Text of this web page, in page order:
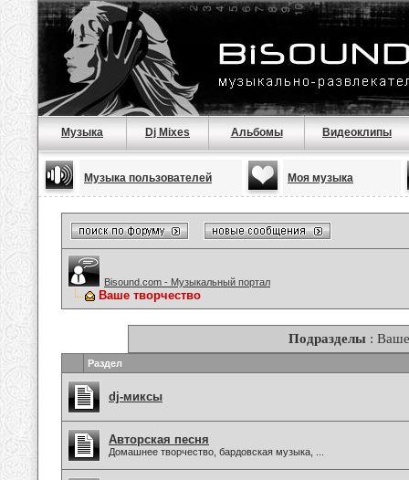
Музыка Dj Mixes Альбомы Видеоклипы
Музыка пользователей Моя музыка
Bisound.com - Музыкальный портал
Ваше творчество
Подразделы :
Раздел
dj-миксы
Авторская песня
Домашнее творчество, бардовская музыка, ...